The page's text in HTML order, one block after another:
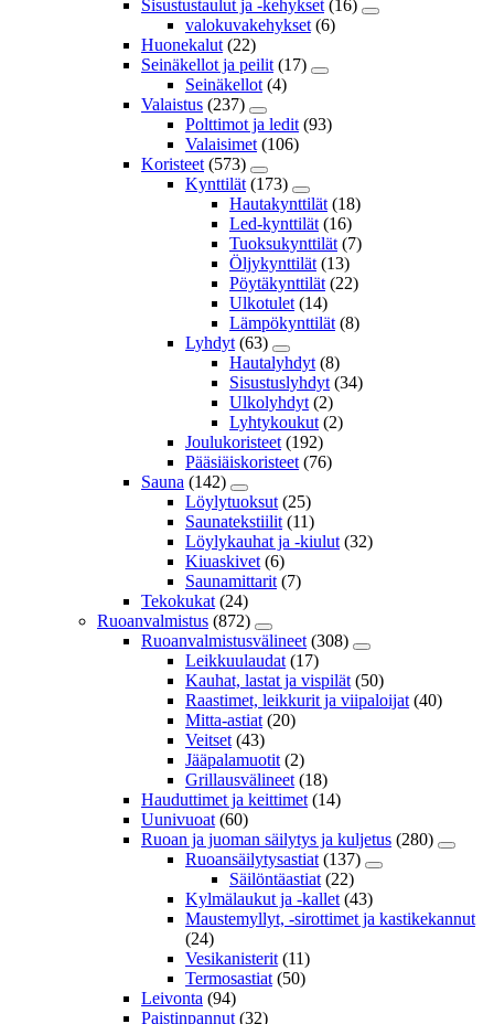
Sisustustaulut ja -kehykset (16)
valokuvakehykset (6)
Huonekalut (22)
Seinäkellot ja peilit (17)
Seinäkellot (4)
Valaistus (237)
Polttimot ja ledit (93)
Valaisimet (106)
Koristeet (573)
Kynttilät (173)
Hautakynttilät (18)
Led-kynttilät (16)
Tuoksukynttilät (7)
Öljykynttilät (13)
Pöytäkynttilät (22)
Ulkotulet (14)
Lämpökynttilät (8)
Lyhdyt (63)
Hautalyhdyt (8)
Sisustuslyhdyt (34)
Ulkolyhdyt (2)
Lyhtykoukut (2)
Joulukoristeet (192)
Pääsiäiskoristeet (76)
Sauna (142)
Löylytuoksut (25)
Saunatekstiilit (11)
Löylykauhat ja -kiulut (32)
Kiuaskivet (6)
Saunamittarit (7)
Tekokukat (24)
Ruoanvalmistus (872)
Ruoanvalmistusvälineet (308)
Leikkuulaudat (17)
Kauhat, lastat ja vispilät (50)
Raastimet, leikkurit ja viipaloijat (40)
Mitta-astiat (20)
Veitset (43)
Jääpalamuotit (2)
Grillausvälineet (18)
Hauduttimet ja keittimet (14)
Uunivuoat (60)
Ruoan ja juoman säilytys ja kuljetus (280)
Ruoansäilytysastiat (137)
Säilöntäastiat (22)
Kylmälaukut ja -kallet (43)
Maustemyllyt, -sirottimet ja kastikekannut
(24)
Vesikanisterit (11)
Termosastiat (50)
Leivonta (94)
Paistinpannut (32)